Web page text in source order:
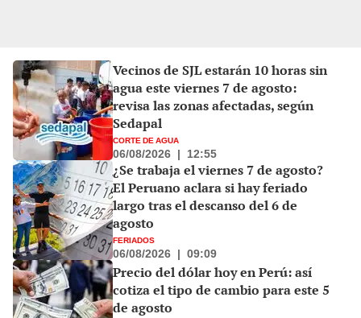
Vecinos de SJL estarán 10 horas sin
agua este viernes 7 de agosto:
revisa las zonas afectadas, según
Sedapal
CORTE DE AGUA
06/08/2026 | 12:55
¿Se trabaja el viernes 7 de agosto?
El Peruano aclara si hay feriado
largo tras el descanso del 6 de
agosto
FERIADOS
06/08/2026 | 09:09
Precio del dólar hoy en Perú: así
cotiza el tipo de cambio para este 5
de agosto